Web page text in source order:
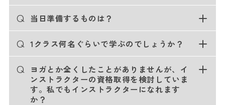
Q 当日準備するものは？
Q 1クラス何名ぐらいで学ぶのでしょうか？
Q
ヨガとか全くしたことがありませんが、イ
ンストラクターの資格取得を検討していま
す。私でもインストラクターになれます
か？